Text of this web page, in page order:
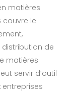
matières
couvre le
de
matières
servir d’outil
entreprises